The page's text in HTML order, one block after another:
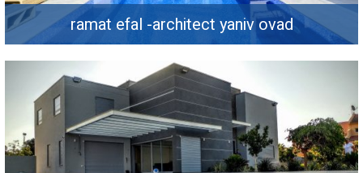
ramat efal -architect yaniv ovad